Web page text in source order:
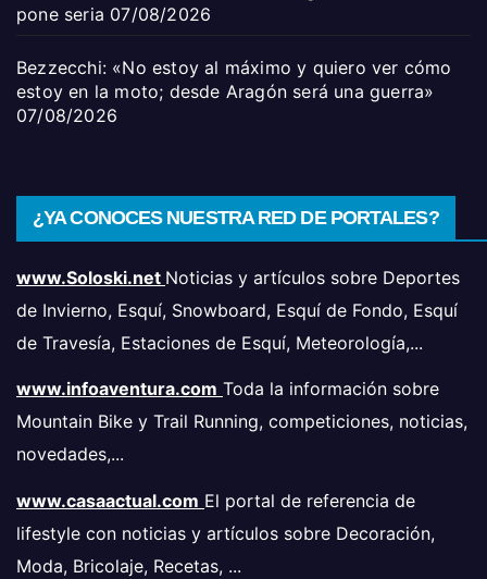
pone seria 07/08/2026
Bezzecchi: «No estoy al máximo y quiero ver cómo
estoy en la moto; desde Aragón será una guerra»
07/08/2026
¿YA CONOCES NUESTRA RED DE PORTALES?
www.Soloski.net Noticias y artículos sobre Deportes
de Invierno, Esquí, Snowboard, Esquí de Fondo, Esquí
de Travesía, Estaciones de Esquí, Meteorología,...
www.infoaventura.com Toda la información sobre
Mountain Bike y Trail Running, competiciones, noticias,
novedades,...
www.casaactual.com El portal de referencia de
lifestyle con noticias y artículos sobre Decoración,
Moda, Bricolaje, Recetas, ...